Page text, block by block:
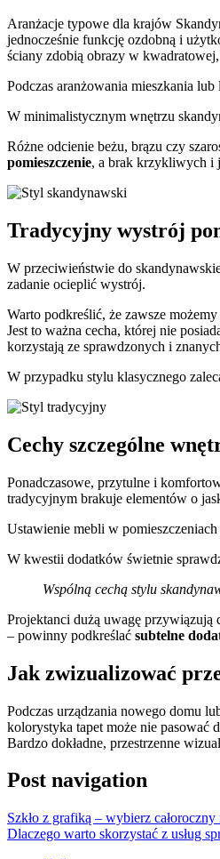
Aranżacje typowe dla krajów
jednocześnie funkcję ozdobną i
ściany zdobią obrazy w
Podczas aranżowania mieszkania
W minimalistycznym wnętrzu
Różne odcienie beżu, brązu czy
pomieszczenie, a brak krzykliwych i
Tradycyjny wystrój
W przeciwieństwie do
zadanie ocieplić wystrój.
Warto podkreślić, że zawsze
Jest to ważna cecha, której nie
korzystają ze sprawdzonych i
W przypadku stylu klasycznego
Cechy szczególne
Ponadczasowe, przytulne i
tradycyjnym brakuje elementów o
Ustawienie mebli w
W kwestii dodatków świetnie
Wspólną cechą stylu
Projektanci dużą uwagę przywiązują
– powinny podkreślać subtelne
Jak zwizualizować
Podczas urządzania nowego domu
kolorystyka tapet może nie pasować
Bardzo dokładne, przestrzenne
Post navigation
Szkło z grafiką – wybierz
Dlaczego warto skorzystać z usług